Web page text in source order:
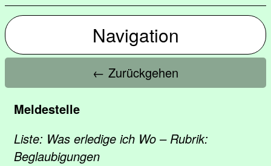
Navigation
← Zurückgehen
Meldestelle
Liste: Was erledige ich Wo – Rubrik:
Beglaubigungen